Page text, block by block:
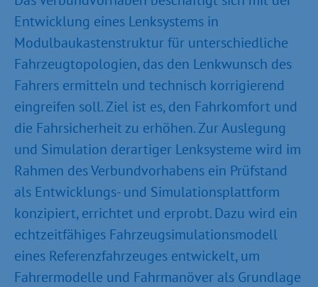
Entwicklung eines Lenksystems in
Modulbaukastenstruktur für unterschiedliche
Fahrzeugtopologien, das den Lenkwunsch des
Fahrers ermitteln und technisch korrigierend
eingreifen soll. Ziel ist es, den Fahrkomfort und
die Fahrsicherheit zu erhöhen. Zur Auslegung
und Simulation derartiger Lenksysteme wird im
Rahmen des Verbundvorhabens ein Prüfstand
als Entwicklungs- und Simulationsplattform
konzipiert, errichtet und erprobt. Dazu wird ein
echtzeitfähiges Fahrzeugsimulationsmodell
eines Referenzfahrzeuges entwickelt, um
Fahrermodelle und Fahrmanöver als Grundlage